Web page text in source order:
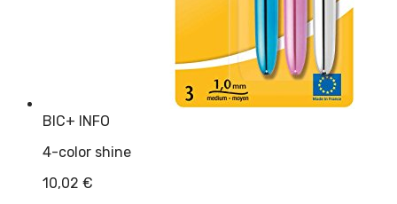
BIC+ INFO
4-color shine
10,02 €